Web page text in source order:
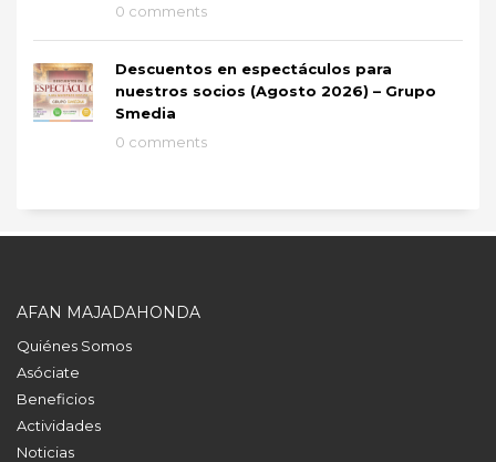
0 comments
Descuentos en espectáculos para
nuestros socios (Agosto 2026) – Grupo
Smedia
0 comments
AFAN MAJADAHONDA
Quiénes Somos
Asóciate
Beneficios
Actividades
Noticias